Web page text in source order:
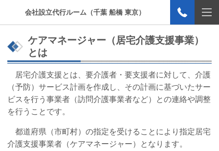
会社設立代行ルーム（千葉 船橋 東京）
ケアマネージャー（居宅介護支援事業）
とは
居宅介護支援とは、要介護者・要支援者に対して、介護
（予防）サービス計画を作成し、その計画に基づいたサー
ビスを行う事業者（訪問介護事業者など）との連絡や調整
を行うことです。
都道府県（市町村）の指定を受けることにより指定居宅
介護支援事業者（ケアマネージャー）となります。